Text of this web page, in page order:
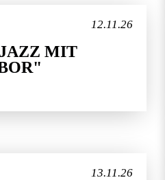
12.11.26
MIT
13.11.26